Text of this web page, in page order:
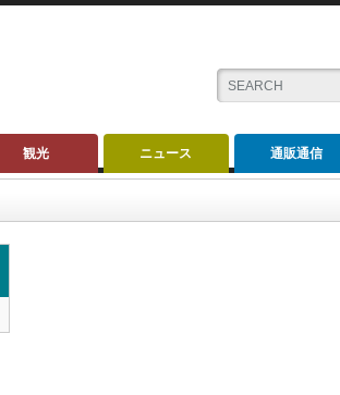
観光 ニュース 通販通信